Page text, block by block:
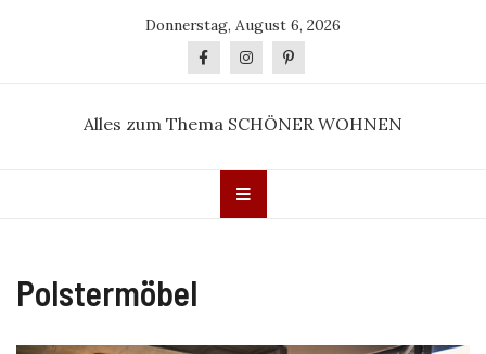
Donnerstag, August 6, 2026
Alles zum Thema SCHÖNER WOHNEN
Polstermöbel